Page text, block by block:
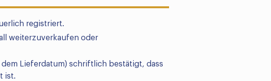
registriert.
weiterzuverkaufen oder
Lieferdatum) schriftlich bestätigt, dass
ist.